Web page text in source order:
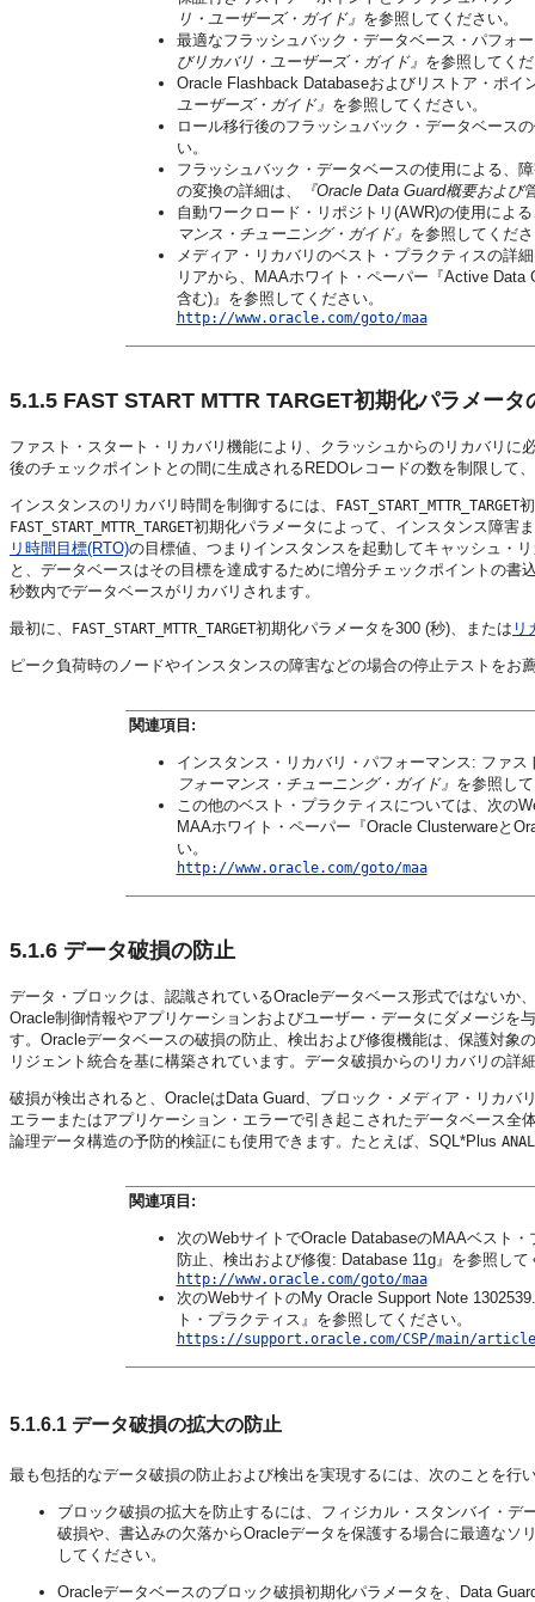
リ・ユーザーズ・ガイド』 を参照してください。
最適なフラッシュバック・データベース・パフォ
びリカバリ・ユーザーズ・ガイド』 を参照してく
Oracle Flashback Databaseおよびリストア・ポイ
ユーザーズ・ガイド』 を参照してください。
ロール移行後のフラッシュバック・データベース
い。
フラッシュバック・データベースの使用による、
の変換の詳細は、
『Oracle Data Guard概要および
自動ワークロード・リポジトリ(AWR)の使用によ
マンス・チューニング・ガイド』 を参照してくだ
メディア・リカバリのベスト・プラクティスの詳
リアから、MAAホワイト・ペーパー『Active Data
含む)』を参照してください。
http://www.oracle.com/goto/maa
5.1.5 FAST START MTTR TARGET初期化パラメータ
ファスト・スタート・リカバリ機能により、クラッシュからのリカバリ
後のチェックポイントとの間に生成されるREDOレコードの数を制限して
インスタンスのリカバリ時間を制御するには、 FAST_START_MTTR_TARGET
FAST_START_MTTR_TARGET初期化パラメータによって、 インスタンス障害
リ時間目標(RTO)の目標値、つまりインスタンスを起動してキャッシュ・
と、データベースはその目標を達成するために増分チェックポイントの
秒数内でデータベースがリカバリされます。
最初に、 FAST_START_MTTR_TARGET初期化パラメータを300 (秒)、または リ
ピーク負荷時のノードやインスタンスの障害などの場合の停止テストをお
関連項目:
インスタンス・リカバリ・パフォーマンス: ファ
フォーマンス・チューニング・ガイド』 を参照し
この他のベスト・プラクティスについては、次の
MAAホワイト・ペーパー『Oracle Clusterwareと
い。
http://www.oracle.com/goto/maa
5.1.6 データ破損の防止
データ・ブロックは、認識されているOracleデータベース形式ではない
Oracle制御情報やアプリケーションおよびユーザー・データにダメージ
す。Oracleデータベースの破損の防止、検出および修復機能は、保護対
リジェント統合を基に構築されています。データ破損からのリカバリの詳
破損が検出されると、OracleはData Guard、ブロック・メディア・リカ
エラーまたはアプリケーション・エラーで引き起こされたデータベース
論理データ構造の予防的検証にも使用できます。たとえば、SQL*Plus
関連項目:
次のWebサイトでOracle DatabaseのMAAベスト
防止、検出および修復: Database 11g』を参照して
http://www.oracle.com/goto/maa
次のWebサイトのMy Oracle Support Note
ト・プラクティス』を参照してください。
https://support.oracle.com/CSP/main/
5.1.6.1 データ破損の拡大の防止
最も包括的なデータ破損の防止および検出を実現するには、次のことを行
ブロック破損の拡大を防止するには、フィジカル・スタンバイ・
破損や、書込みの欠落からOracleデータを保護する場合に最適なソ
してください。
Oracleデータベースのブロック破損初期化パラメータを、Data